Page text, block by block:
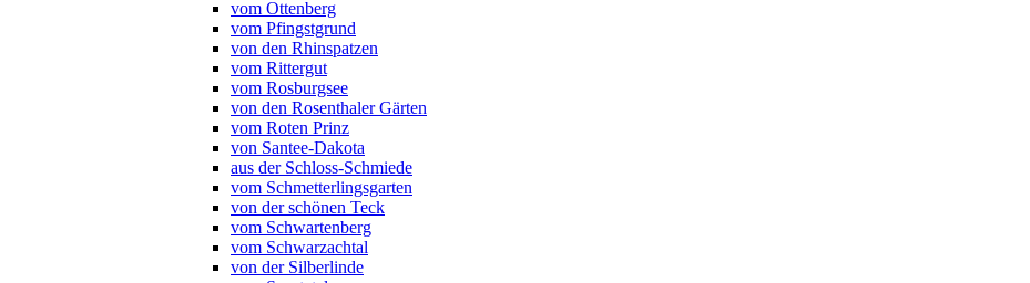
vom Ottenberg
vom Pfingstgrund
von den Rhinspatzen
vom Rittergut
vom Rosburgsee
von den Rosenthaler Gärten
vom Roten Prinz
von Santee-Dakota
aus der Schloss-Schmiede
vom Schmetterlingsgarten
von der schönen Teck
vom Schwartenberg
vom Schwarzachtal
von der Silberlinde